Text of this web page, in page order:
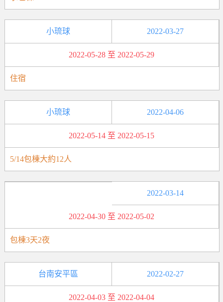
小琉球 2022-03-27
2022-05-28 至 2022-05-29
住宿
小琉球 2022-04-06
2022-05-14 至 2022-05-15
5/14包棟大約12人
2022-03-14
2022-04-30 至 2022-05-02
包棟3天2夜
台南安平區 2022-02-27
2022-04-03 至 2022-04-04